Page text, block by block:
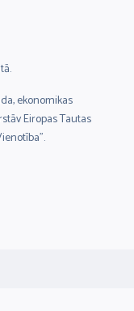
ekonomikas
Eiropas Tautas